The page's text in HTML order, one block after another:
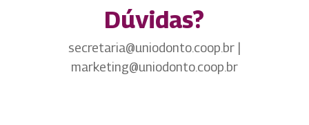
Dúvidas?
secretaria@uniodonto.coop.br |
marketing@uniodonto.coop.br